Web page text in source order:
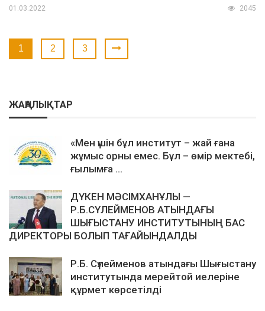
01.03.2022 2045
1 2 3
ЖАҢАЛЫҚТАР
«Мен үшін бұл институт – жай ғана
жұмыс орны емес. Бұл – өмір мектебі,
ғылымға ...
ДҮКЕН МӘСІМХАНҰЛЫ —
Р.Б.СҮЛЕЙМЕНОВ АТЫНДАҒЫ
ШЫҒЫСТАНУ ИНСТИТУТЫНЫҢ БАС
ДИРЕКТОРЫ БОЛЫП ТАҒАЙЫНДАЛДЫ
Р.Б. Сүлейменов атындағы Шығыстану
институтында мерейтой иелеріне
құрмет көрсетілді